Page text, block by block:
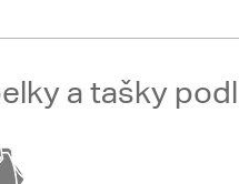
a tašky